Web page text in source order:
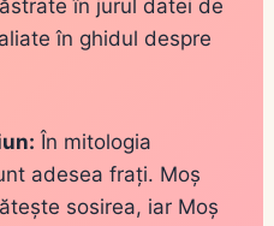
în jurul datei de
în ghidul despre
În mitologia
adesea frați. Moș
sosirea, iar Moș